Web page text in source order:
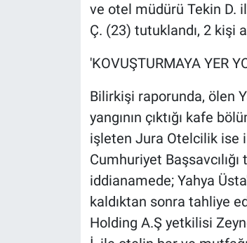
ve otel müdürü Tekin D.
Ç. (23) tutuklandı, 2 kişi
'KOVUŞTURMAYA YER
Bilirkişi raporunda, ölen
yangının çıktığı kafe
işleten Jura Otelcilik ise
Cumhuriyet
iddianamede; Yahya
kaldıktan sonra tahliye
Holding A.Ş yetkilisi
Canlı Yayın